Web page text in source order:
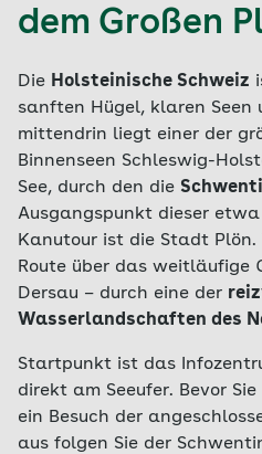
dem Großen
Die Holsteinische Schweiz
sanften Hügel, klaren Seen
mittendrin liegt einer der
Binnenseen Schleswig-
See, durch den die
Ausgangspunkt dieser
Kanutour ist die Stadt
Route über das weitläufige
Dersau – durch eine der
Wasserlandschaften des
Startpunkt ist das
direkt am Seeufer. Bevor
ein Besuch der
aus folgen Sie der